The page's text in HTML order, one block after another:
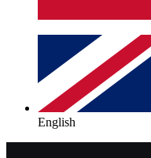
English